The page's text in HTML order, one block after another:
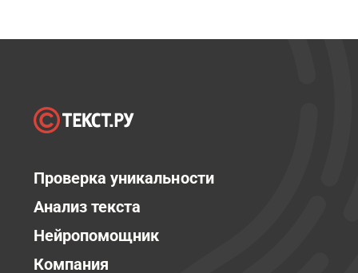
Проверка уникальности
Анализ текста
Нейропомощник
Компания